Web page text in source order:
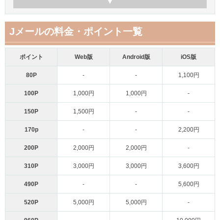
Jメールの料金・ポイント一覧
ポイント Web版 Android版 iOS版
80P - - 1,100円
100P 1,000円 1,000円 -
150P 1,500円 - -
170p - - 2,200円
200P 2,000円 2,000円 -
310P 3,000円 3,000円 3,600円
490P - - 5,600円
520P 5,000円 5,000円 -